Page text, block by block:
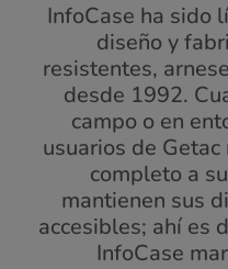
InfoCase ha sido
diseño y
resistentes,
desde 1992.
campo o en
usuarios de
completo a
mantienen sus
accesibles; ahí es
InfoCase